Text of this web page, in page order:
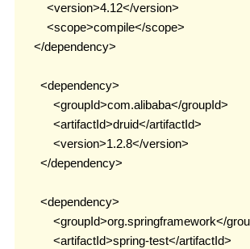
          <version>4.12</version>
          <scope>compile</scope>
      </dependency>
        <dependency>
            <groupId>com.alibaba</groupId>
            <artifactId>druid</artifactId>
            <version>1.2.8</version>
        </dependency>
        <dependency>
<groupId>org.springframework</
            <artifactId>spring-test</artifactId>
OAuth2.0
MyCat
中间件
RabbitMQ
Canal
Quartz
java开发
javaSE